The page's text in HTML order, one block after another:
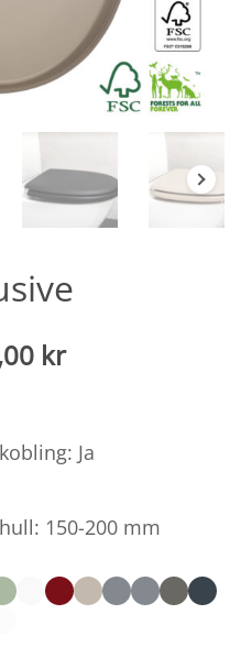
krPrisintervall:
SEK
2 606,00
SEK
Ja
150-200 mm